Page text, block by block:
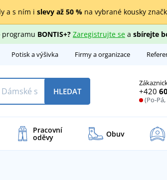
a s ním i slevy až 50 %na vybrané kousky
programu BONTIS+? Zaregistrujte sea sbírejte
Potisk a výšivka Firmy a organizace
+420
(Po-
HLEDAT
Pracovní
oděvy Obuv